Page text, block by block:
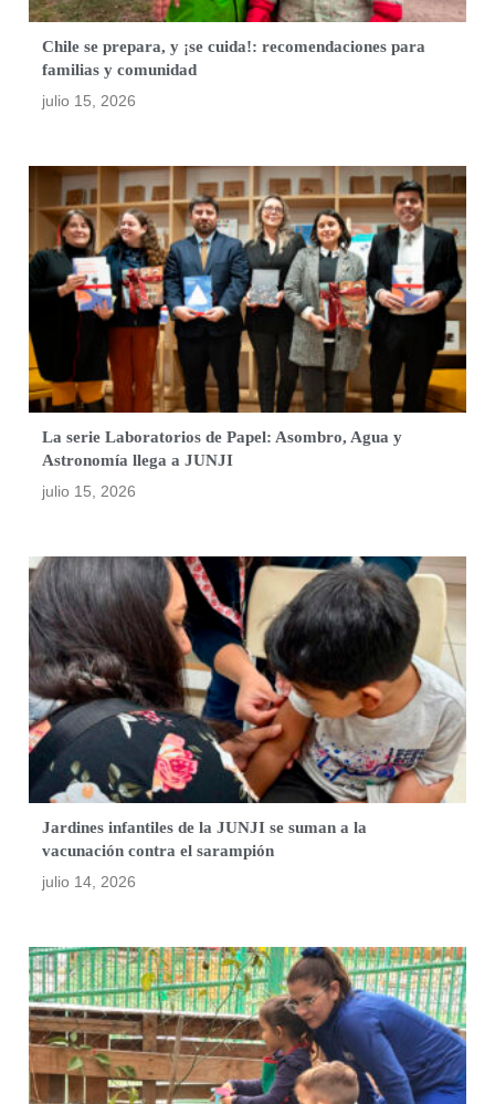
Chile se prepara, y ¡se cuida!: recomendaciones para
familias y comunidad
julio 15, 2026
La serie Laboratorios de Papel: Asombro, Agua y
Astronomía llega a JUNJI
julio 15, 2026
Jardines infantiles de la JUNJI se suman a la
vacunación contra el sarampión
julio 14, 2026